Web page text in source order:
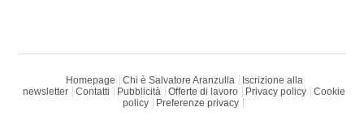
Homepage Chi è Salvatore Aranzulla
Iscrizione alla
newsletter
Contatti Pubblicità Offerte di lavoro Privacy policy
Cookie
policy
Preferenze privacy